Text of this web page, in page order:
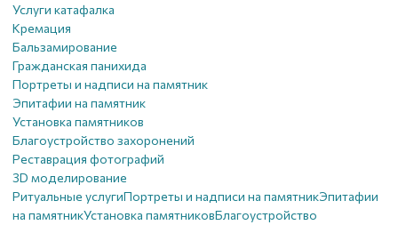
Услуги катафалка
Кремация
Бальзамирование
Гражданская панихида
Портреты и надписи на памятник
Эпитафии на памятник
Установка памятников
Благоустройство захоронений
Реставрация фотографий
3D моделирование
Ритуальные услугиПортреты и надписи на памятникЭпитафии
на памятникУстановка памятниковБлагоустройство